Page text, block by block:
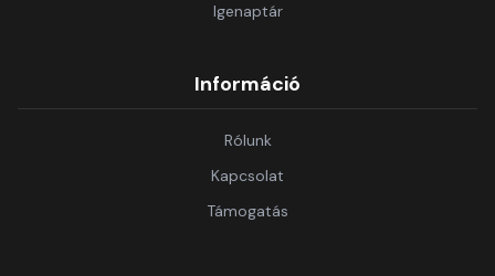
Igenaptár
Információ
Rólunk
Kapcsolat
Támogatás